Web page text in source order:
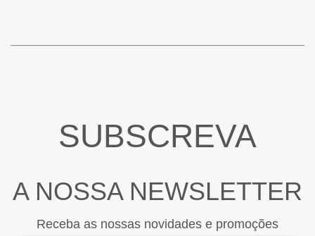
SUBSCREVA
A NOSSA NEWSLETTER
Receba as nossas novidades e promoções